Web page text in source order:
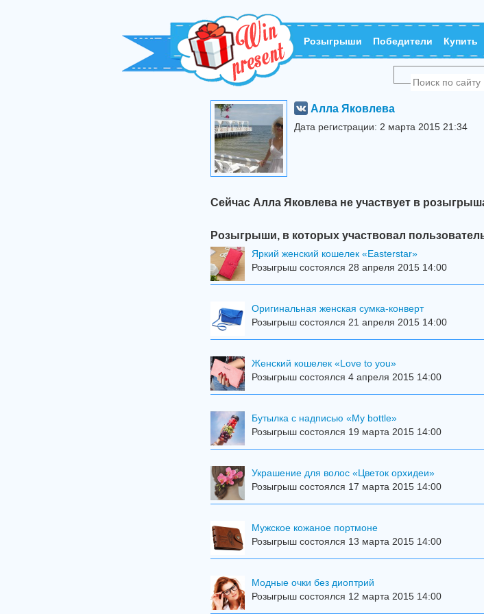
Розыгрыши Победители Купить
Алла Яковлева
Дата регистрации: 2 марта 2015 21:34
Сейчас Алла Яковлева не участвует в
Розыгрыши, в которых участвовал
Яркий женский кошелек «Easterstar»
Розыгрыш состоялся 28 апреля 2015 14:00
Оригинальная женская сумка-конверт
Розыгрыш состоялся 21 апреля 2015 14:00
Женский кошелек «Love to you»
Розыгрыш состоялся 4 апреля 2015 14:00
Бутылка с надписью «My bottle»
Розыгрыш состоялся 19 марта 2015 14:00
Украшение для волос «Цветок орхидеи»
Розыгрыш состоялся 17 марта 2015 14:00
Мужское кожаное портмоне
Розыгрыш состоялся 13 марта 2015 14:00
Модные очки без диоптрий
Розыгрыш состоялся 12 марта 2015 14:00